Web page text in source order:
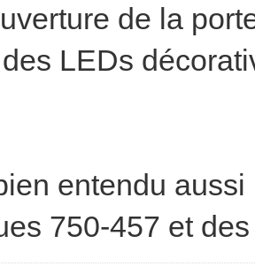
de la
LEDs
entendu
750-457 et